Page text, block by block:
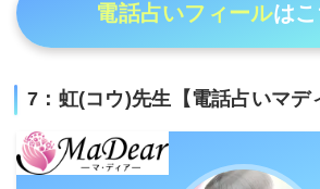
電話占いフィールは
7：虹(コウ)先生【電話占いマデ